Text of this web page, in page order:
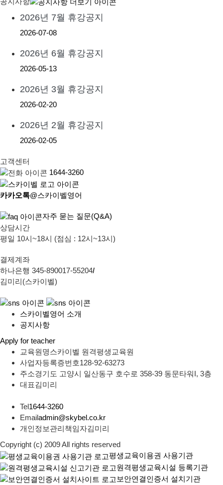
2026년 7월 휴강공지
2026-07-08
2026년 6월 휴강공지
2026-05-13
2026년 3월 휴강공지
2026-02-20
2026년 2월 휴강공지
2026-02-05
고객센터
1644-3260
카카오톡@스카이벨영어
자주 묻는 질문(Q&A)
상담시간
평일 10시~18시 (점심 : 12시~13시)
결제계좌
하나은행 345-890017-55204/
김미리(스카이벨)
스카이벨영어 소개
공지사항
Apply for teacher
교육원명스카이벨 원격평생교육원
사업자등록증번호128-92-63273
주소경기도 고양시 일산동구 호수로 358-39 동문타워I, 3층
대표김미리
Tel 1644-3260
Emailadmin@skybel.co.kr
개인정보관리책임자김미리
Copyright (c) 2009 All rights reserved
평생교육이용권 사용기관
원격평생교육시설 등록기관
보안연결인증서 설치기관